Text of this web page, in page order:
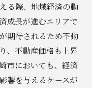
期の見極め
スと待つべきケ
最適なシーズン
ミングのポイン
る際、地域経済の動
成長が進むエリアで
期待されるため不動
、不動産価格も上昇
市においても、経済
響を与えるケースが